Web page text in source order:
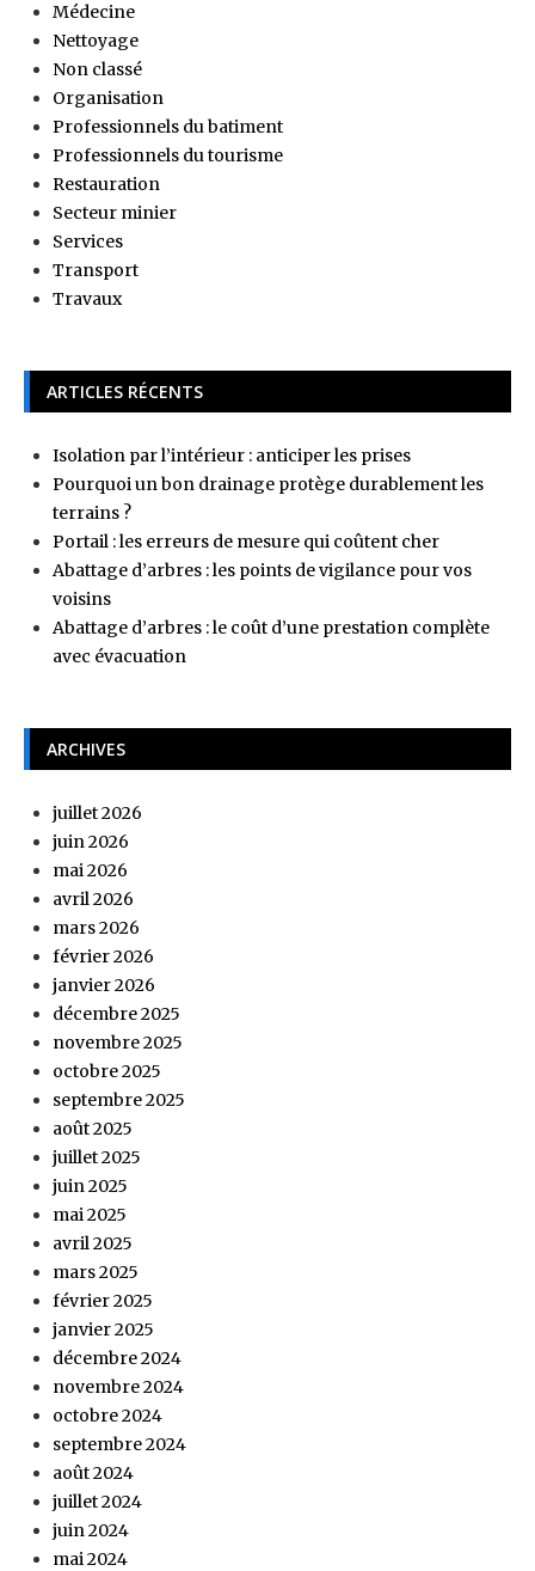
Médecine
Nettoyage
Non classé
Organisation
Professionnels du batiment
Professionnels du tourisme
Restauration
Secteur minier
Services
Transport
Travaux
ARTICLES RÉCENTS
Isolation par l’intérieur : anticiper les prises
Pourquoi un bon drainage protège durablement les
terrains ?
Portail : les erreurs de mesure qui coûtent cher
Abattage d’arbres : les points de vigilance pour vos
voisins
Abattage d’arbres : le coût d’une prestation complète
avec évacuation
ARCHIVES
juillet 2026
juin 2026
mai 2026
avril 2026
mars 2026
février 2026
janvier 2026
décembre 2025
novembre 2025
octobre 2025
septembre 2025
août 2025
juillet 2025
juin 2025
mai 2025
avril 2025
mars 2025
février 2025
janvier 2025
décembre 2024
novembre 2024
octobre 2024
septembre 2024
août 2024
juillet 2024
juin 2024
mai 2024